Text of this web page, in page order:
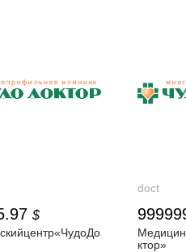
$
doct
ктор»